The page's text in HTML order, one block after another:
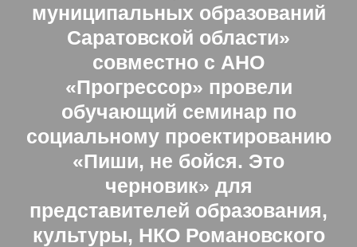
муниципальных образований
Саратовской области»
совместно с АНО
«Прогрессор» провели
обучающий семинар по
социальному проектированию
«Пиши, не бойся. Это
черновик» для
представителей образования,
культуры, НКО Романовского